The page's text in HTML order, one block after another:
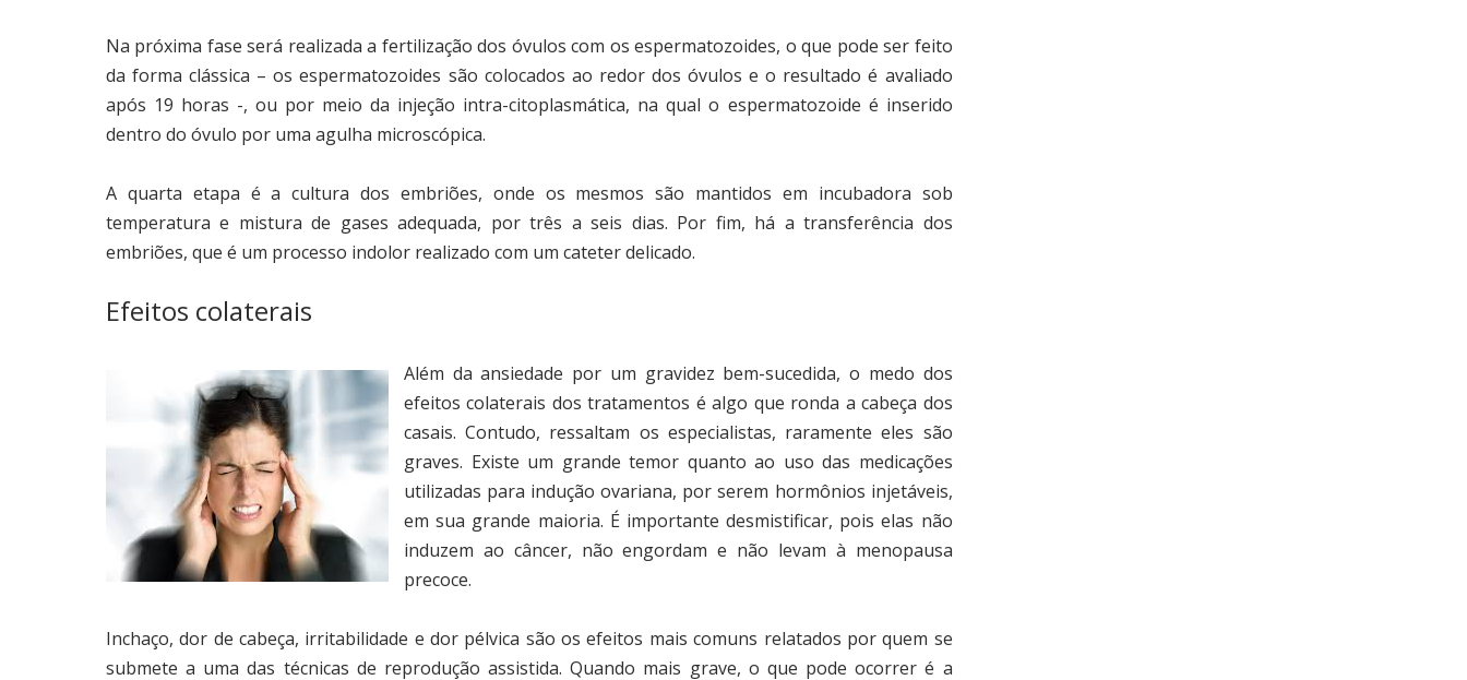
Na próxima fase será realizada a fertilização dos óvulos com os espermatozoides, o que pode ser feito
da forma clássica – os espermatozoides são colocados ao redor dos óvulos e o resultado é avaliado
após 19 horas -, ou por meio da injeção intra-citoplasmática, na qual o espermatozoide é inserido
dentro do óvulo por uma agulha microscópica.
A quarta etapa é a cultura dos embriões, onde os mesmos são mantidos em incubadora sob
temperatura e mistura de gases adequada, por três a seis dias. Por fim, há a transferência dos
embriões, que é um processo indolor realizado com um cateter delicado.
Efeitos colaterais
Além da ansiedade por um gravidez bem-sucedida, o medo dos
efeitos colaterais dos tratamentos é algo que ronda a cabeça dos
casais. Contudo, ressaltam os especialistas, raramente eles são
graves. Existe um grande temor quanto ao uso das medicações
utilizadas para indução ovariana, por serem hormônios injetáveis,
em sua grande maioria. É importante desmistificar, pois elas não
induzem ao câncer, não engordam e não levam à menopausa
precoce.
Inchaço, dor de cabeça, irritabilidade e dor pélvica são os efeitos mais comuns relatados por quem se
submete a uma das técnicas de reprodução assistida. Quando mais grave, o que pode ocorrer é a